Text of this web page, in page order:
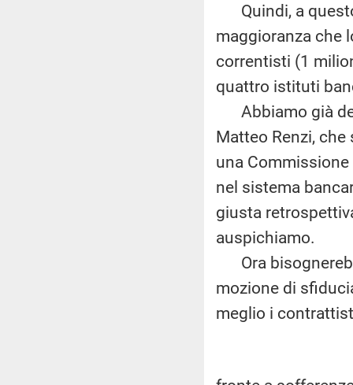
Quindi, a
maggioranza che
correntisti (1
quattro istituti
Abbiamo già
Matteo Renzi,
una
nel sistema
giusta
auspichiamo.
Ora
mozione di
meglio i